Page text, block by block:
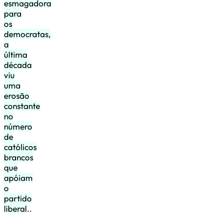
esmagadora
para
os
democratas,
a
última
década
viu
uma
erosão
constante
no
número
de
católicos
brancos
que
apóiam
o
partido
liberal..